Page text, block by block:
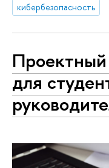
кибербезопасность
Проектный
для